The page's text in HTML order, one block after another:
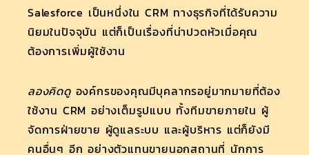
Salesforce เป็นหนึ่งใน CRM ทางธุรกิจที่ได้รับความ
นิยมในปัจจุบัน แต่ก็เป็นเรื่องที่น่าปวดหัวเมื่อคุณ
ต้องการเพิ่มผู้ใช้งาน
ลองคิดดูองค์กรของคุณมีบุคลากรอยู่มากมายที่ต้อง
ใช้งาน CRM อย่างเต็มรูปแบบ ทั้งทีมขายภายใน ผู้
จัดการฝ่ายขาย ผู้ดูแลระบบ และผู้บริหาร แต่ก็ยังมี
คนอื่นๆ อีก อย่างตัวแทนขายนอกสถานที่ นักการ